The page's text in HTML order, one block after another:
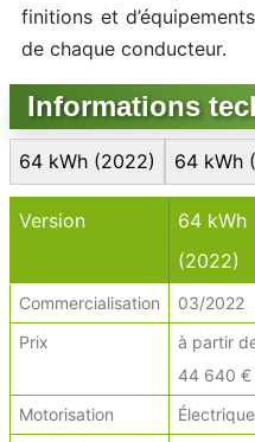
finitions et
de chaque conducteur.
Informations
64 kWh (2022) 64 kWh
Version
64 kWh
(2022)
Commercialisation 03/2022
Prix
à partir
44 640 €
Motorisation
Électrique